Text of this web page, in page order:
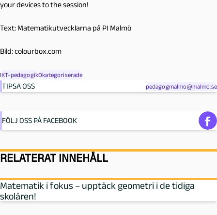
your devices to the session!
Text: Matematikutvecklarna på PI Malmö
Bild: colourbox.com
IKT-pedagogikOkategoriserade
TIPSA OSS pedagogmalmo@malmo.se
FÖLJ OSS PÅ FACEBOOK
RELATERAT INNEHÅLL
Matematik i fokus – upptäck geometri i de tidiga
skolåren!